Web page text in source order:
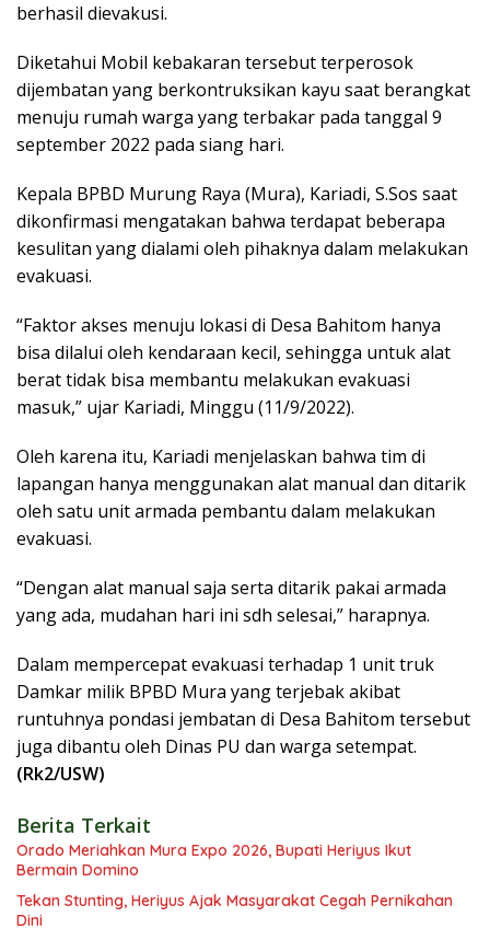
berhasil dievakusi.
Diketahui Mobil kebakaran tersebut terperosok
dijembatan yang berkontruksikan kayu saat berangkat
menuju rumah warga yang terbakar pada tanggal 9
september 2022 pada siang hari.
Kepala BPBD Murung Raya (Mura), Kariadi, S.Sos saat
dikonfirmasi mengatakan bahwa terdapat beberapa
kesulitan yang dialami oleh pihaknya dalam melakukan
evakuasi.
“Faktor akses menuju lokasi di Desa Bahitom hanya
bisa dilalui oleh kendaraan kecil, sehingga untuk alat
berat tidak bisa membantu melakukan evakuasi
masuk,” ujar Kariadi, Minggu (11/9/2022).
Oleh karena itu, Kariadi menjelaskan bahwa tim di
lapangan hanya menggunakan alat manual dan ditarik
oleh satu unit armada pembantu dalam melakukan
evakuasi.
“Dengan alat manual saja serta ditarik pakai armada
yang ada, mudahan hari ini sdh selesai,” harapnya.
Dalam mempercepat evakuasi terhadap 1 unit truk
Damkar milik BPBD Mura yang terjebak akibat
runtuhnya pondasi jembatan di Desa Bahitom tersebut
juga dibantu oleh Dinas PU dan warga setempat.
(Rk2/USW)
Berita Terkait
Orado Meriahkan Mura Expo 2026, Bupati Heriyus Ikut
Bermain Domino
Tekan Stunting, Heriyus Ajak Masyarakat Cegah Pernikahan
Dini